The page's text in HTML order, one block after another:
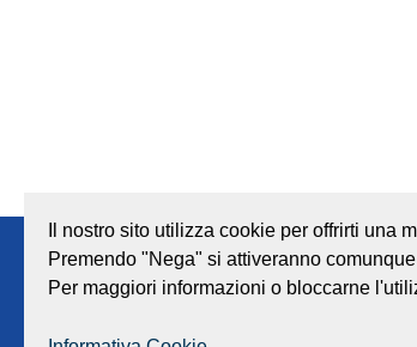
Note legali Privacy
Il nostro sito utilizza cookie per offrirti una
Premendo "Nega" si attiveranno
Per maggiori informazioni o bloccarne